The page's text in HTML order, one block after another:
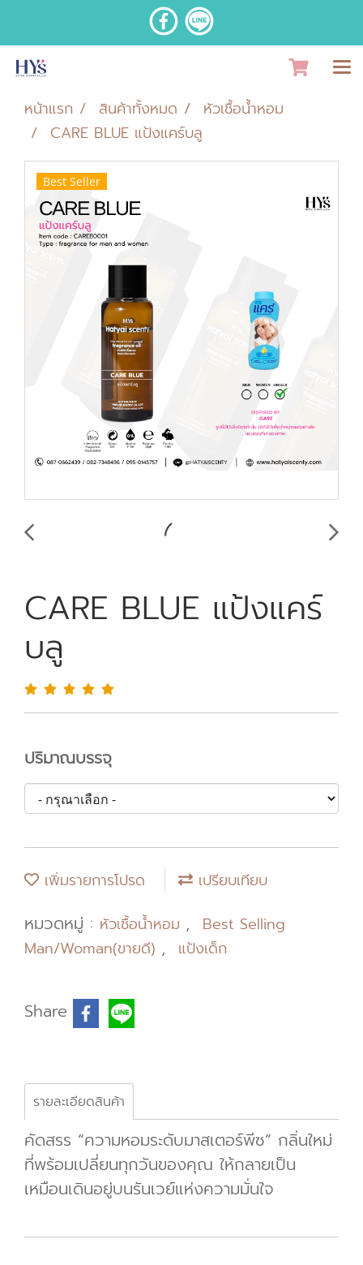
หน้าแรก สินค้าทั้งหมด
หัวเชื้อน้ำหอม
CARE BLUE แป้งแคร์บลู
Best Seller
CARE BLUE แป้งแคร์
บลู
ปริมาณบรรจุ
เพิ่มรายการโปรด เปรียบเทียบ
หมวดหมู่ : หัวเชื้อน้ำหอม ,
Best Selling
Man/Woman(ขายดี) , แป้งเด็ก
Share
รายละเอียดสินค้า
คัดสรร “ความหอมระดับมาสเตอร์พีซ” กลิ่นใหม่
ที่พร้อมเปลี่ยนทุกวันของคุณ ให้กลายเป็น
เหมือนเดินอยู่บนรันเวย์แห่งความมั่นใจ